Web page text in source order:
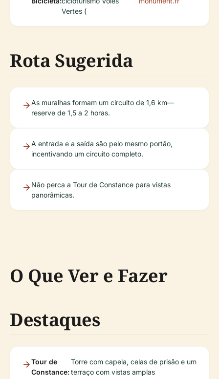
Vertes (
Rota Sugerida
As muralhas formam um circuito de 1,6 km—
reserve de 1,5 a 2 horas.
A entrada e a saída são pelo mesmo portão,
incentivando um circuito completo.
Não perca a Tour de Constance para vistas
panorâmicas.
O Que Ver e Fazer
Destaques
Tour de
Constance:
Torre com capela, celas de prisão e um
terraço com vistas amplas